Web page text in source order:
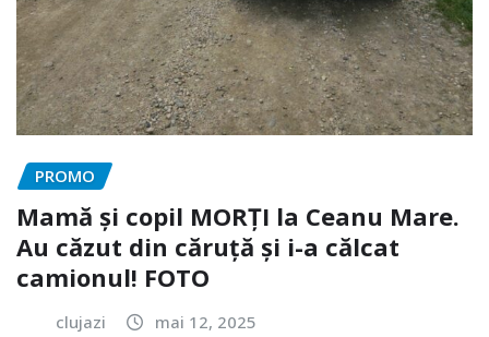
PROMO
Mamă și copil MORȚI la Ceanu Mare.
Au căzut din căruță și i-a călcat
camionul! FOTO
clujazi mai 12, 2025